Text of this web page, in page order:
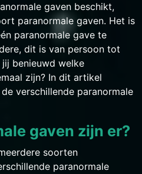
gaven beschikt,
paranormale gaven. Het is
paranormale gave te
dit is van persoon tot
benieuwd welke
zijn? In dit artikel
verschillende paranormale
gaven zijn er?
soorten
paranormale